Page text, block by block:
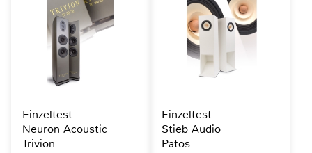
Einzeltest
Neuron Acoustic
Trivion
Einzeltest
Stieb Audio
Patos